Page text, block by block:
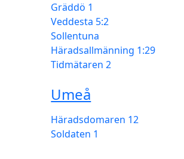
Gräddö 1
Veddesta 5:2
Sollentuna
Häradsallmänning 1:29
Tidmätaren 2
Umeå
Häradsdomaren 12
Soldaten 1